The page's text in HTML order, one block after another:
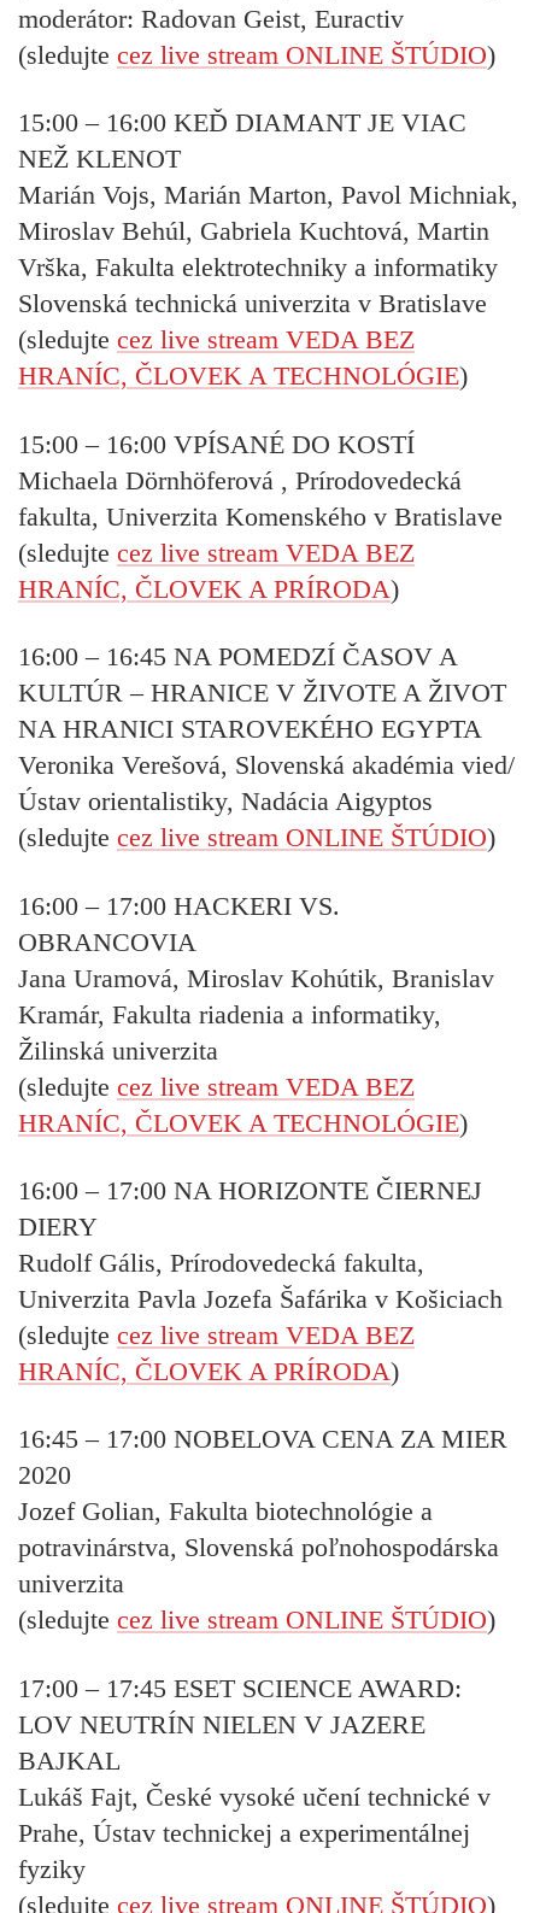
moderátor: Radovan Geist, Euractiv
(sledujte cez live stream ONLINE ŠTÚDIO)
15:00 – 16:00 KEĎ DIAMANT JE VIAC
NEŽ KLENOT
Marián Vojs, Marián Marton, Pavol Michniak,
Miroslav Behúl, Gabriela Kuchtová, Martin
Vrška, Fakulta elektrotechniky a informatiky
Slovenská technická univerzita v Bratislave
(sledujte cez live stream VEDA BEZ
HRANÍC, ČLOVEK A TECHNOLÓGIE)
15:00 – 16:00 VPÍSANÉ DO KOSTÍ
Michaela Dörnhöferová , Prírodovedecká
fakulta, Univerzita Komenského v Bratislave
(sledujte cez live stream VEDA BEZ
HRANÍC, ČLOVEK A PRÍRODA)
16:00 – 16:45 NA POMEDZÍ ČASOV A
KULTÚR – HRANICE V ŽIVOTE A ŽIVOT
NA HRANICI STAROVEKÉHO EGYPTA
Veronika Verešová, Slovenská akadémia vied/
Ústav orientalistiky, Nadácia Aigyptos
(sledujte cez live stream ONLINE ŠTÚDIO)
16:00 – 17:00 HACKERI VS.
OBRANCOVIA
Jana Uramová, Miroslav Kohútik, Branislav
Kramár, Fakulta riadenia a informatiky,
Žilinská univerzita
(sledujte cez live stream VEDA BEZ
HRANÍC, ČLOVEK A TECHNOLÓGIE)
16:00 – 17:00 NA HORIZONTE ČIERNEJ
DIERY
Rudolf Gális, Prírodovedecká fakulta,
Univerzita Pavla Jozefa Šafárika v Košiciach
(sledujte cez live stream VEDA BEZ
HRANÍC, ČLOVEK A PRÍRODA)
16:45 – 17:00 NOBELOVA CENA ZA MIER
2020
Jozef Golian, Fakulta biotechnológie a
potravinárstva, Slovenská poľnohospodárska
univerzita
(sledujte cez live stream ONLINE ŠTÚDIO)
17:00 – 17:45 ESET SCIENCE AWARD:
LOV NEUTRÍN NIELEN V JAZERE
BAJKAL
Lukáš Fajt, České vysoké učení technické v
Prahe, Ústav technickej a experimentálnej
fyziky
(sledujte cez live stream ONLINE ŠTÚDIO)